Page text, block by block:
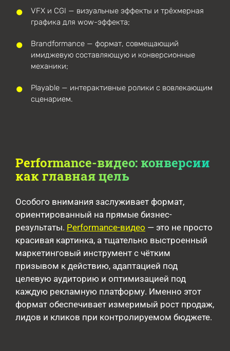
VFX и CGI — визуальные эффекты и трёхмерная
графика для wow-эффекта;
Brandformance — формат, совмещающий
имиджевую составляющую и конверсионные
механики;
Playable — интерактивные ролики с вовлекающим
сценарием.
Performance-видео: конверсии
как главная цель
Особого внимания заслуживает формат,
ориентированный на прямые бизнес-
результаты. Performance-видео — это не просто
красивая картинка, а тщательно выстроенный
маркетинговый инструмент с чётким
призывом к действию, адаптацией под
целевую аудиторию и оптимизацией под
каждую рекламную платформу. Именно этот
формат обеспечивает измеримый рост продаж,
лидов и кликов при контролируемом бюджете.